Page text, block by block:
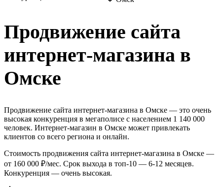
Продвижение сайта
интернет-магазина в
Омске
Продвижение сайта интернет-магазина в Омске — это очень
высокая конкуренция в мегаполисе с населением 1 140 000
человек. Интернет-магазин в Омске может привлекать
клиентов со всего региона и онлайн.
Стоимость продвижения сайта интернет-магазина в Омске —
от 160 000 ₽/мес. Срок выхода в топ-10 — 6-12 месяцев.
Конкуренция — очень высокая.